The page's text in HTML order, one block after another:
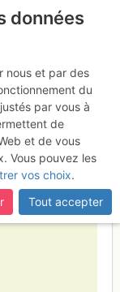
données
nous et par des
du
par vous à
de
et de vous
Vous pouvez les
vos choix.
Tout accepter